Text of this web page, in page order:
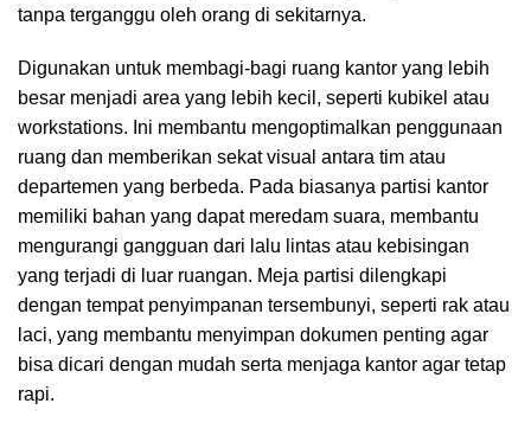
tanpa terganggu oleh orang di sekitarnya.
Digunakan untuk membagi-bagi ruang kantor yang lebih
besar menjadi area yang lebih kecil, seperti kubikel atau
workstations. Ini membantu mengoptimalkan penggunaan
ruang dan memberikan sekat visual antara tim atau
departemen yang berbeda. Pada biasanya partisi kantor
memiliki bahan yang dapat meredam suara, membantu
mengurangi gangguan dari lalu lintas atau kebisingan
yang terjadi di luar ruangan. Meja partisi dilengkapi
dengan tempat penyimpanan tersembunyi, seperti rak atau
laci, yang membantu menyimpan dokumen penting agar
bisa dicari dengan mudah serta menjaga kantor agar tetap
rapi.